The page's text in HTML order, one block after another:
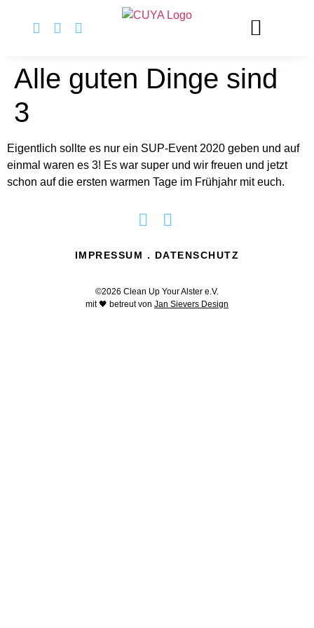
Alle guten Dinge sind
3
Eigentlich sollte es nur ein SUP-Event 2020 geben und auf
einmal waren es 3! Es war super und wir freuen und jetzt
schon auf die ersten warmen Tage im Frühjahr mit euch.
IMPRESSUM . DATENSCHUTZ
©2026 Clean Up Your Alster e.V.
mit 🖤 betreut von Jan Sievers Design